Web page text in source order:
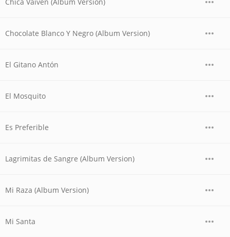
Chocolate Blanco Y Negro (Album Version)
El Gitano Antón
El Mosquito
Es Preferible
Lagrimitas de Sangre (Album Version)
Mi Raza (Album Version)
Mi Santa